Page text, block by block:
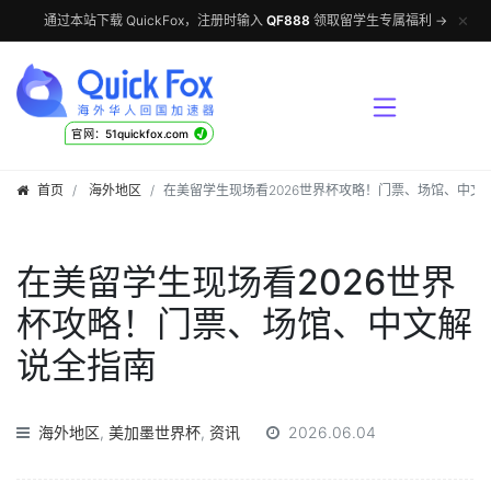
通过本站下载 QuickFox，注册时输入 QF888 领取留学生专属福利 → ✕
官网：51quickfox.com √
首页 海外地区 在美留学生现场看2026世界杯攻略！门票、场馆、中文
在美留学生现场看2026世界
杯攻略！门票、场馆、中文解
说全指南
海外地区, 美加墨世界杯, 资讯 2026.06.04